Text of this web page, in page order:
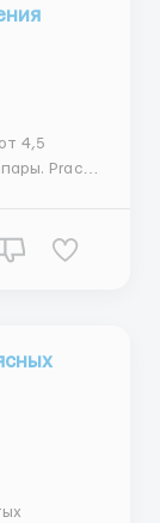
4,5
Praca
а так же